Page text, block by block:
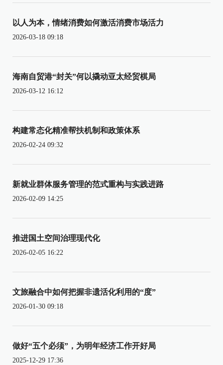
以人为本，情绪消费如何激活消费市场活力
2026-03-18 09:18
海南自贸港“封关”何以撬动亚太经贸棋局
2026-03-12 16:12
构建常态化精准帮扶机制和政策体系
2026-02-24 09:32
新就业群体服务管理的范式重构与实践进路
2026-02-09 14:25
推进国土空间治理现代化
2026-02-05 16:22
文旅融合中如何把握非遗活化利用的“度”
2026-01-30 09:18
做好“五个必须”，为明年经济工作开好局
2025-12-29 17:36